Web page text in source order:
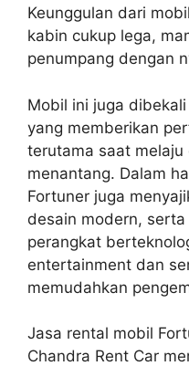
Keunggulan dari
kabin cukup lega,
penumpang dengan
Mobil ini juga
yang memberikan
terutama saat
menantang. Dalam
Fortuner juga
desain modern,
perangkat
entertainment dan
memudahkan
Jasa rental mobil
Chandra Rent Car